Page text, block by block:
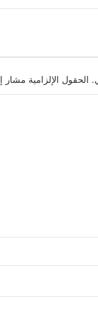
الحقول الإلزامية مشار